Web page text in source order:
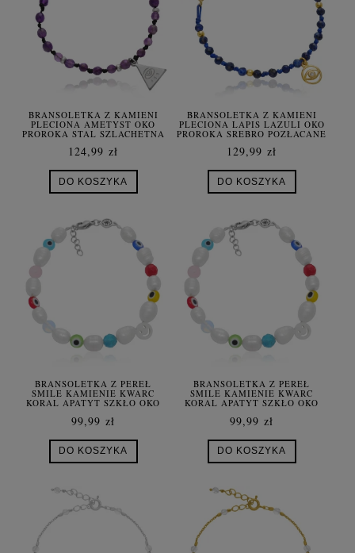
BRANSOLETKA Z KAMIENI
PLECIONA AMETYST OKO
PROROKA STAL SZLACHETNA
124,99 zł
DO KOSZYKA
BRANSOLETKA Z KAMIENI
PLECIONA LAPIS LAZULI OKO
PROROKA SREBRO POZŁACANE
129,99 zł
DO KOSZYKA
BRANSOLETKA Z PEREŁ
SMILE KAMIENIE KWARC
KORAL APATYT SZKŁO OKO
99,99 zł
DO KOSZYKA
BRANSOLETKA Z PEREŁ
SMILE KAMIENIE KWARC
KORAL APATYT SZKŁO OKO
99,99 zł
DO KOSZYKA